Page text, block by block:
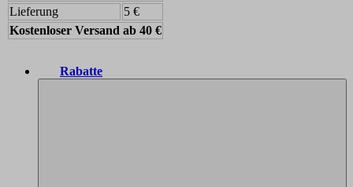
Lieferung
5 €
Kostenloser Versand ab 40 €
Rabatte